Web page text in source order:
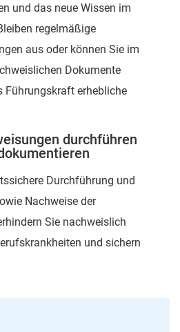
und das neue Wissen im
regelmäßige
aus oder können Sie im
Dokumente
Führungskraft erhebliche
durchführen
Durchführung und
Nachweise der
Sie nachweislich
und sichern